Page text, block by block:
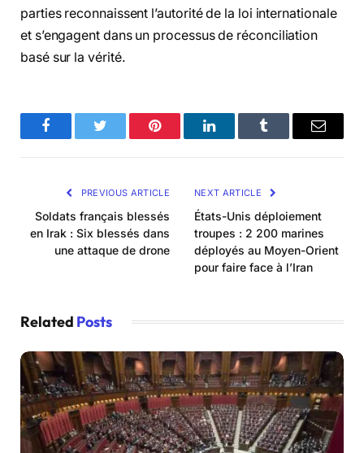
parties reconnaissent l’autorité de la loi internationale
et s’engagent dans un processus de réconciliation
basé sur la vérité.
FacebookTwitter Pinterest LinkedInTumblr Email
PREVIOUS ARTICLE
Soldats français blessés
en Irak : Six blessés dans
une attaque de drone
NEXT ARTICLE
États-Unis déploiement
troupes : 2 200 marines
déployés au Moyen-Orient
pour faire face à l’Iran
Related Posts